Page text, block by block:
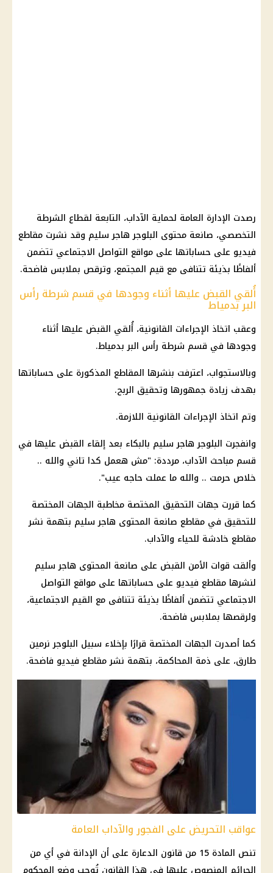
رصدت الإدارة العامة لحماية الآداب، التابعة لقطاع الشرطة
التخصصي، صانعة محتوى البلوجرهاجر سليم وقد نشرت مقاطع
فيديو على حساباتها على مواقع التواصل الاجتماعي تتضمن
ألفاظًا بذيئة تتنافى مع قيم المجتمع، وترقص بملابس فاضحة.
أُلقي القبض عليها أثناء وجودها في قسم شرطة رأس
البر بدمياط
وعقب اتخاذ الإجراءات القانونية، أُلقي القبض عليها أثناء
وجودها في قسم شرطة رأس البر بدمياط.
وبالاستجواب، اعترفت بنشرها المقاطع المذكورة على حساباتها
بهدف زيادة جمهورها وتحقيق الربح.
وتم اتخاذ الإجراءات القانونية اللازمة.
وانفجرت البلوجرهاجر سليم بالبكاء بعد إلقاء القبض عليها في
قسم مباحث الآداب، مرددة: "مش هعمل كدا تاني والله ..
خلاص حرمت .. والله ما عملت حاجه عيب".
كما قررت جهات التحقيق المختصة مخاطبة الجهات المختصة
للتحقيق في مقاطع صانعة المحتوى هاجر سليم بتهمة نشر
مقاطع خادشة للحياء والآداب.
وألقت قوات الأمن القبض على صانعة المحتوى هاجر سليم
لنشرها مقاطع فيديو على حساباتها على مواقع التواصل
الاجتماعي تتضمن ألفاظًا بذيئة تتنافى مع القيم الاجتماعية،
ولرقصها بملابس فاضحة.
كما أصدرت الجهات المختصة قرارًا بإخلاء سبيل البلوجرنرمين
طارق، على ذمة المحاكمة، بتهمة نشر مقاطع فيديو فاضحة.
عواقب التحريض على الفجور والآداب العامة
تنص المادة 15 من قانون الدعارة على أن الإدانة في أي من